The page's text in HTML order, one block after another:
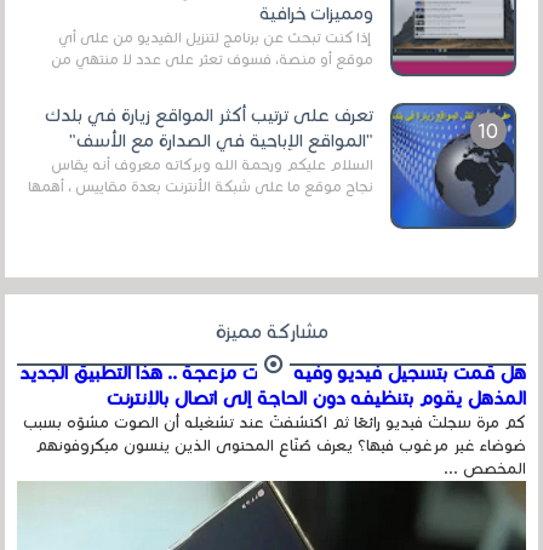
ومميزات خرافية
إذا كنت تبحث عن برنامج لتنزيل الفيديو من على أي
موقع أو منصة، فسوف تعثر على عدد لا منتهي من
تعرف على ترتيب أكثر المواقع زيارة في بلدك
"المواقع الإباحية في الصدارة مع الأسف"
السلام عليكم ورحمة الله وبركاته معروف أنه يقاس
نجاح موقع ما على شبكة الأنترنت بعدة مقاييس ، أهمها
مشاركة مميزة
هل قمت بتسجيل فيديو وفيه أصوت مزعجة .. هذا التطبيق الجديد
المذهل يقوم بتنظيفه دون الحاجة إلى اتصال بالإنترنت
كم مرة سجلتَ فيديو رائعًا ثم اكتشفتَ عند تشغيله أن الصوت مشوّه بسبب
ضوضاء غير مرغوب فيها؟ يعرف صُنّاع المحتوى الذين ينسون ميكروفونهم
المخصص ...